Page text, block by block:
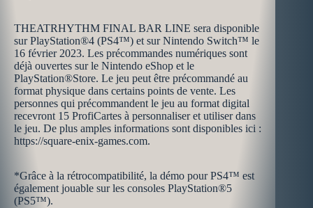
THEATRHYTHM FINAL BAR LINE sera disponible
sur PlayStation®4 (PS4™) et sur Nintendo Switch™ le
16 février 2023. Les précommandes numériques sont
déjà ouvertes sur le Nintendo eShop et le
PlayStation®Store. Le jeu peut être précommandé au
format physique dans certains points de vente. Les
personnes qui précommandent le jeu au format digital
recevront 15 ProfiCartes à personnaliser et utiliser dans
le jeu. De plus amples informations sont disponibles ici :
https://square-enix-games.com.
*Grâce à la rétrocompatibilité, la démo pour PS4™ est
également jouable sur les consoles PlayStation®5
(PS5™).